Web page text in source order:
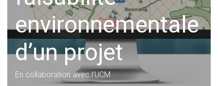
environnementale
d’un projet
En collaboration avec l'UCM